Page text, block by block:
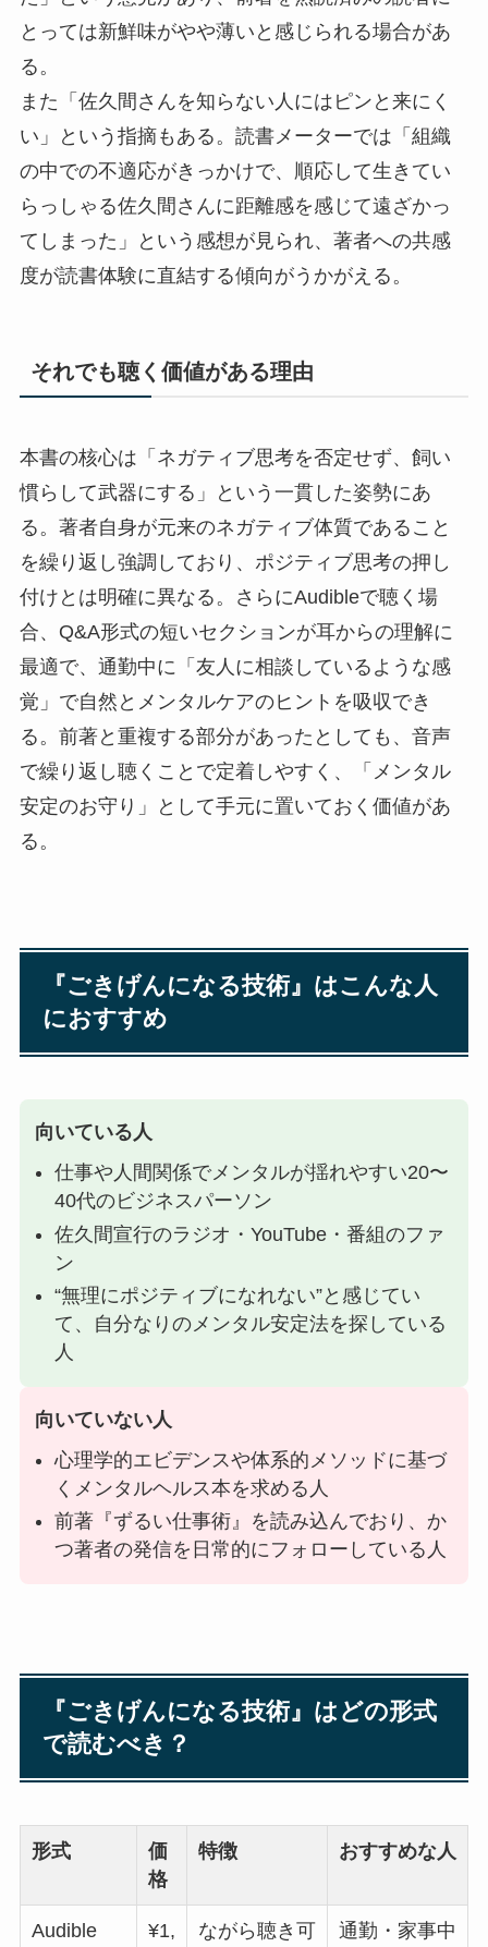
とっては新鮮味がやや薄いと感じられる場合があ
る。
また「佐久間さんを知らない人にはピンと来にく
い」という指摘もある。読書メーターでは「組織
の中での不適応がきっかけで、順応して生きてい
らっしゃる佐久間さんに距離感を感じて遠ざかっ
てしまった」という感想が見られ、著者への共感
度が読書体験に直結する傾向がうかがえる。
それでも聴く価値がある理由
本書の核心は「ネガティブ思考を否定せず、飼い
慣らして武器にする」という一貫した姿勢にあ
る。著者自身が元来のネガティブ体質であること
を繰り返し強調しており、ポジティブ思考の押し
付けとは明確に異なる。さらにAudibleで聴く場
合、Q&A形式の短いセクションが耳からの理解に
最適で、通勤中に「友人に相談しているような感
覚」で自然とメンタルケアのヒントを吸収でき
る。前著と重複する部分があったとしても、音声
で繰り返し聴くことで定着しやすく、「メンタル
安定のお守り」として手元に置いておく価値があ
る。
『ごきげんになる技術』はこんな人
におすすめ
向いている人
仕事や人間関係でメンタルが揺れやすい20〜
40代のビジネスパーソン
佐久間宣行のラジオ・YouTube・番組のファ
ン
“無理にポジティブになれない”と感じてい
て、自分なりのメンタル安定法を探している
人
向いていない人
心理学的エビデンスや体系的メソッドに基づ
くメンタルヘルス本を求める人
前著『ずるい仕事術』を読み込んでおり、か
つ著者の発信を日常的にフォローしている人
『ごきげんになる技術』はどの形式
で読むべき？
形式
価
格
特徴 おすすめな人
Audible
¥1,
ながら聴き可
通勤・家事中